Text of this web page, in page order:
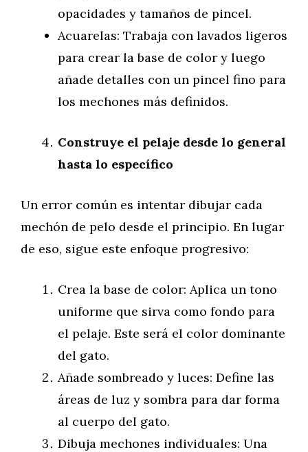
opacidades y tamaños de pincel.
Acuarelas: Trabaja con lavados ligeros
para crear la base de color y luego
añade detalles con un pincel fino para
los mechones más definidos.
Construye el pelaje desde lo general
hasta lo específico
Un error común es intentar dibujar cada
mechón de pelo desde el principio. En lugar
de eso, sigue este enfoque progresivo:
Crea la base de color: Aplica un tono
uniforme que sirva como fondo para
el pelaje. Este será el color dominante
del gato.
Añade sombreado y luces: Define las
áreas de luz y sombra para dar forma
al cuerpo del gato.
Dibuja mechones individuales: Una